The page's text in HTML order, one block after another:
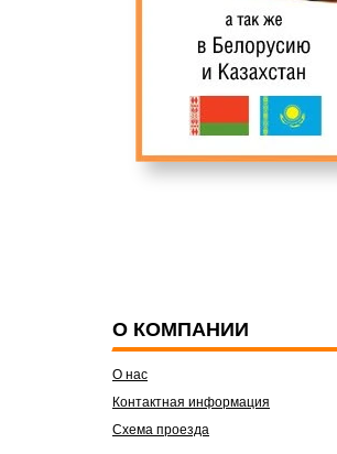
О КОМПАНИИ
О нас
Контактная информация
Схема проезда